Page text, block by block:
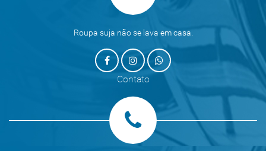
Roupa suja não se lava em casa.
Contato